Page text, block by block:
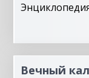
Вечный